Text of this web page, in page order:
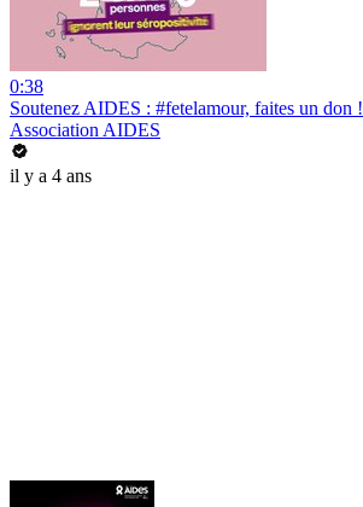
0:38
Soutenez AIDES : #fetelamour, faites un don !
Association AIDES
il y a 4 ans